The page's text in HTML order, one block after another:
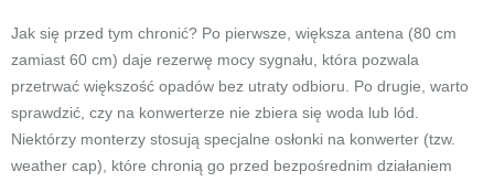
Jak się przed tym chronić? Po pierwsze, większa antena (80 cm
zamiast 60 cm) daje rezerwę mocy sygnału, która pozwala
przetrwać większość opadów bez utraty odbioru. Po drugie, warto
sprawdzić, czy na konwerterze nie zbiera się woda lub lód.
Niektórzy monterzy stosują specjalne osłonki na konwerter (tzw.
weather cap), które chronią go przed bezpośrednim działaniem